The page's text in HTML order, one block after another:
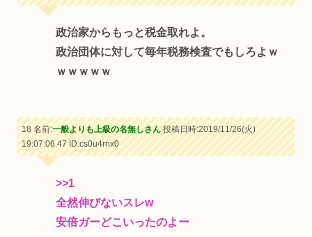
政治家からもっと税金取れよ。
政治団体に対して毎年税務検査でもしろよｗ
ｗｗｗｗｗ
18 名前:一般よりも上級の名無しさん投稿日時:2019/11/26(火)
19:07:06.47ID:cs0u4rnx0
>>1
全然伸びないスレw
安倍ガーどこいったのよー